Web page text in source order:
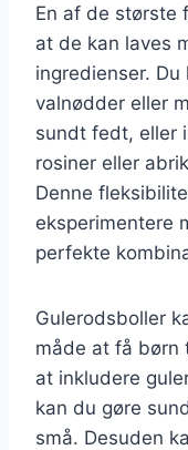
En af de største
at de kan laves
ingredienser.
valnødder eller
sundt fedt, eller
rosiner eller
Denne
eksperimentere
perfekte
Gulerodsboller
måde at få børn
at inkludere
kan du gøre
små. Desuden